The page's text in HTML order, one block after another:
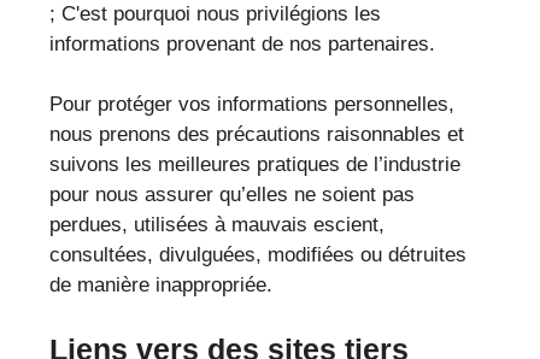
; C'est pourquoi nous privilégions les
informations provenant de nos partenaires.
Pour protéger vos informations personnelles,
nous prenons des précautions raisonnables et
suivons les meilleures pratiques de l’industrie
pour nous assurer qu’elles ne soient pas
perdues, utilisées à mauvais escient,
consultées, divulguées, modifiées ou détruites
de manière inappropriée.
Liens vers des sites tiers